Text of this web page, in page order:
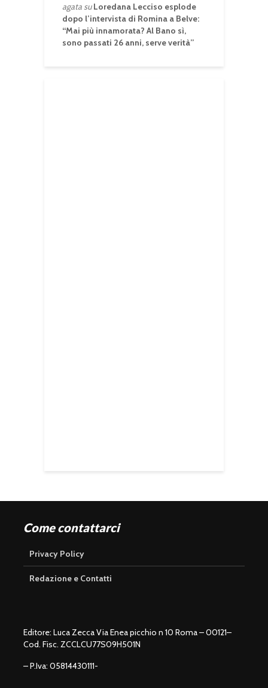
agatasuLoredana Lecciso esplode
dopo l’intervista di Romina a Belve:
“Mai più innamorata? Al Bano sì,
sono passati 26 anni, serve verità”
Come contattarci
Privacy Policy
Redazione e Contatti
Editore: Luca Zecca Via Enea picchio n 10 Roma – 00121–
Cod. Fisc. ZCCLCU77S09H501N
– P.Iva: 05814430111-